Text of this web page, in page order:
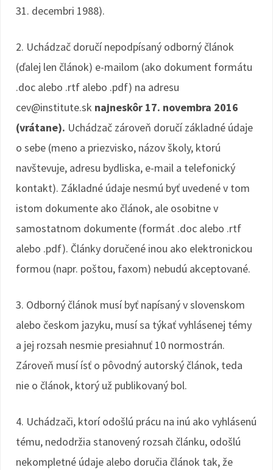
31. decembri 1988).
2. Uchádzač doručí nepodpísaný odborný článok
(ďalej len článok) e-mailom (ako dokument formátu
.doc alebo .rtf alebo .pdf) na adresu
cev@institute.sk najneskôr 17. novembra 2016
(vrátane). Uchádzač zároveň doručí základné údaje
o sebe (meno a priezvisko, názov školy, ktorú
navštevuje, adresu bydliska, e-mail a telefonický
kontakt). Základné údaje nesmú byť uvedené v tom
istom dokumente ako článok, ale osobitne v
samostatnom dokumente (formát .doc alebo .rtf
alebo .pdf). Články doručené inou ako elektronickou
formou (napr. poštou, faxom) nebudú akceptované.
3. Odborný článok musí byť napísaný v slovenskom
alebo českom jazyku, musí sa týkať vyhlásenej témy
a jej rozsah nesmie presiahnuť 10 normostrán.
Zároveň musí ísť o pôvodný autorský článok, teda
nie o článok, ktorý už publikovaný bol.
4. Uchádzači, ktorí odošlú prácu na inú ako vyhlásenú
tému, nedodržia stanovený rozsah článku, odošlú
nekompletné údaje alebo doručia článok tak, že